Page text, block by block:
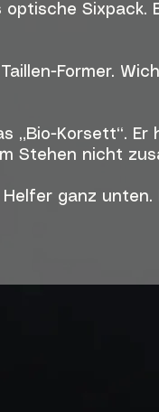
Sixpack.
Taillen-Former.
„Bio-Korsett“.
Stehen nicht
Helfer ganz